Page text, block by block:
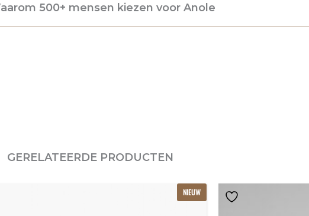
500+ mensen kiezen voor Anole
GERELATEERDE PRODUCTEN
NIEUW